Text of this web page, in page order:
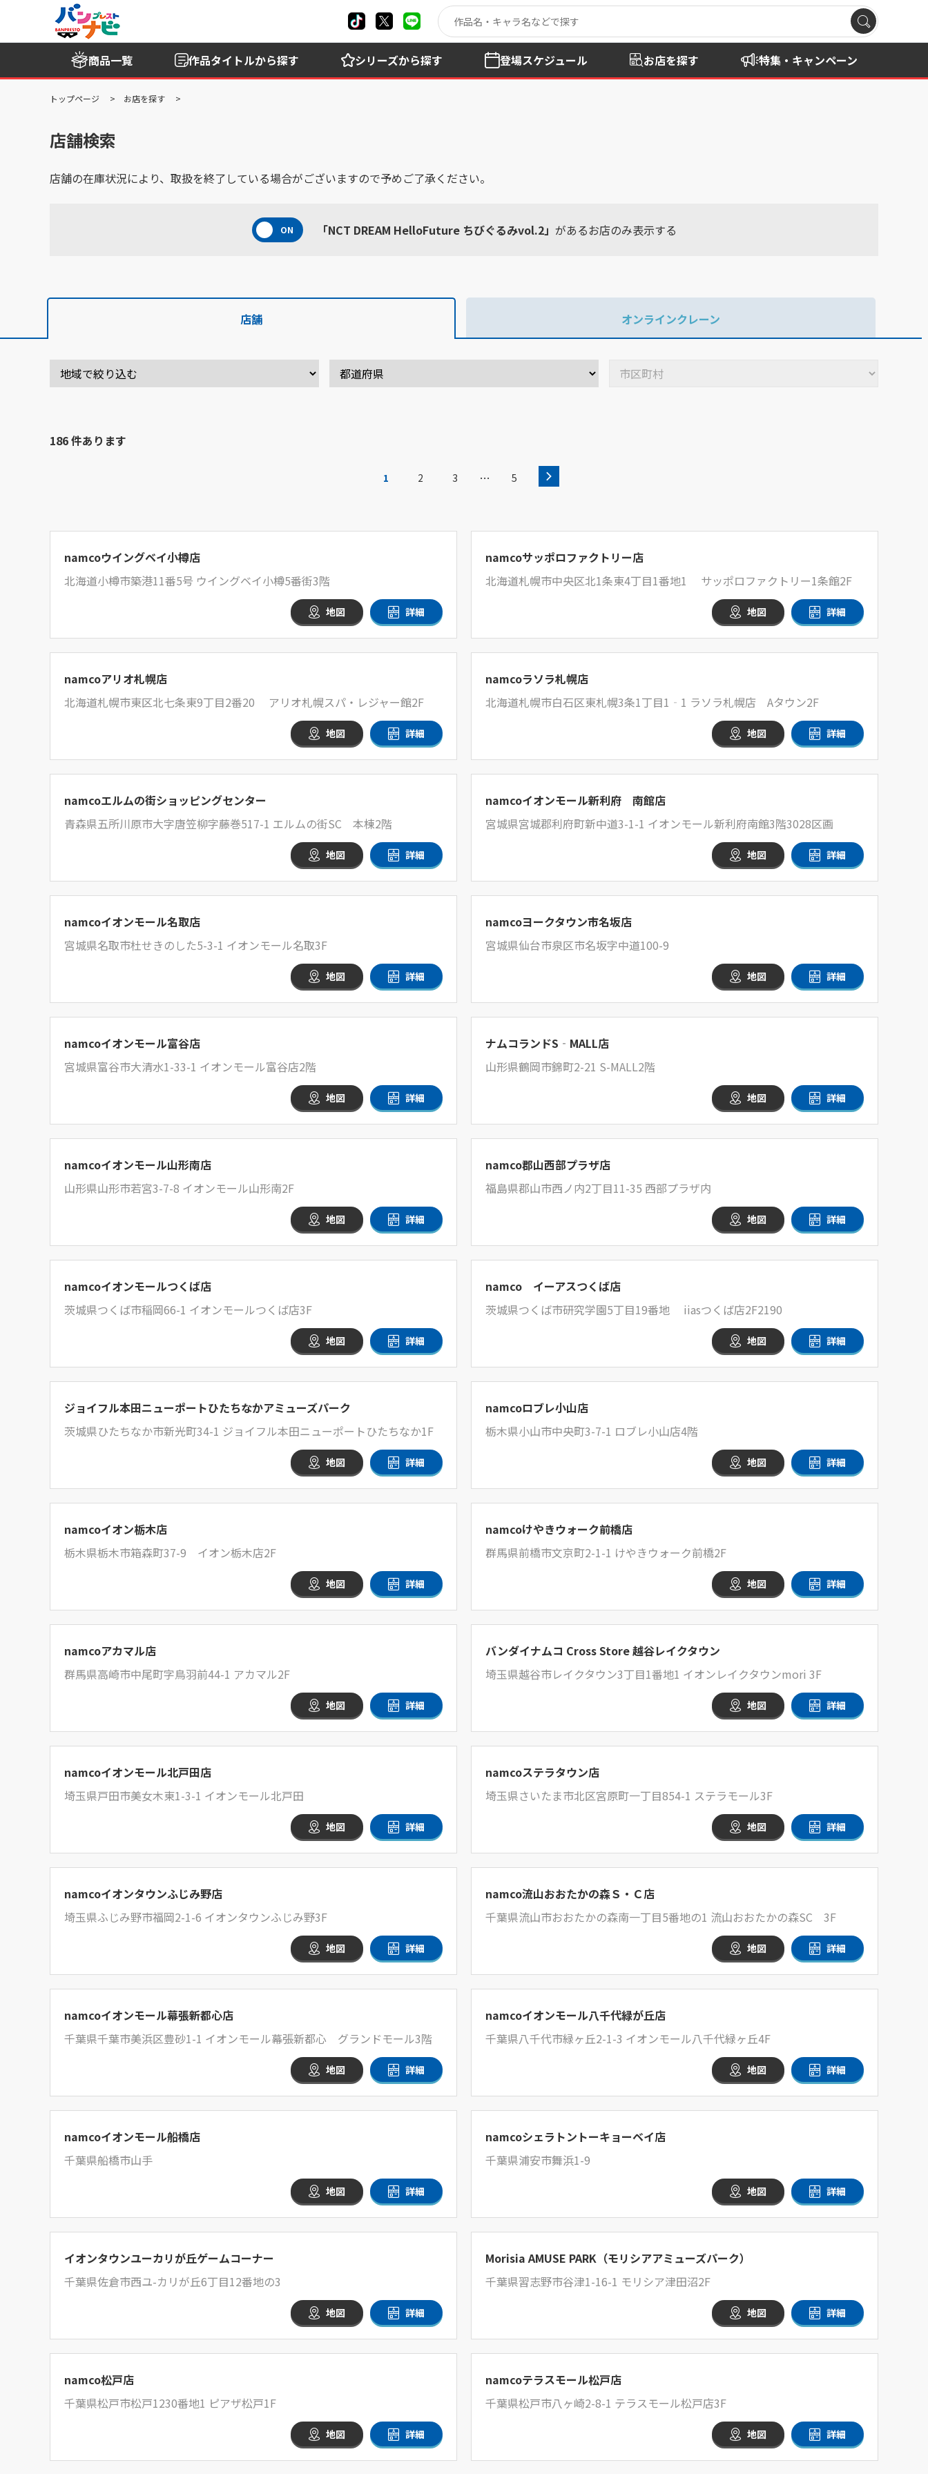
商品一覧 作品タイトルから探す シリーズから探す 登場スケジュール お店を探す 特集・キャンペーン
トップページ お店を探す
店舗検索
店舗の在庫状況により、取扱を終了している場合がございますので予めご了承ください。
「NCT DREAM HelloFuture ちびぐるみvol.2」 があるお店のみ表示する
店舗 オンラインクレーン
186 件あります
1 2 3 … 5
namcoウイングベイ小樽店
北海道小樽市築港11番5号 ウイングベイ小樽5番街3階
地図 詳細
namcoサッポロファクトリー店
北海道札幌市中央区北1条東4丁目1番地1 サッポロファクトリー1条館2F
地図 詳細
namcoアリオ札幌店
北海道札幌市東区北七条東9丁目2番20 アリオ札幌スパ・レジャー館2F
地図 詳細
namcoラソラ札幌店
北海道札幌市白石区東札幌3条1丁目1‐1 ラソラ札幌店 Aタウン2F
地図 詳細
namcoエルムの街ショッピングセンター
青森県五所川原市大字唐笠柳字藤巻517-1 エルムの街SC 本棟2階
地図 詳細
namcoイオンモール新利府 南館店
宮城県宮城郡利府町新中道3-1-1 イオンモール新利府南館3階3028区画
地図 詳細
namcoイオンモール名取店
宮城県名取市杜せきのした5-3-1 イオンモール名取3F
地図 詳細
namcoヨークタウン市名坂店
宮城県仙台市泉区市名坂字中道100-9
地図 詳細
namcoイオンモール富谷店
宮城県富谷市大清水1-33-1 イオンモール富谷店2階
地図 詳細
ナムコランドS‐MALL店
山形県鶴岡市錦町2-21 S-MALL2階
地図 詳細
namcoイオンモール山形南店
山形県山形市若宮3-7-8 イオンモール山形南2F
地図 詳細
namco郡山西部プラザ店
福島県郡山市西ノ内2丁目11-35 西部プラザ内
地図 詳細
namcoイオンモールつくば店
茨城県つくば市稲岡66-1 イオンモールつくば店3F
地図 詳細
namco イーアスつくば店
茨城県つくば市研究学園5丁目19番地 iiasつくば店2F2190
地図 詳細
ジョイフル本田ニューポートひたちなかアミューズパーク
茨城県ひたちなか市新光町34-1 ジョイフル本田ニューポートひたちなか1F
地図 詳細
namcoロブレ小山店
栃木県小山市中央町3-7-1 ロブレ小山店4階
地図 詳細
namcoイオン栃木店
栃木県栃木市箱森町37-9 イオン栃木店2F
地図 詳細
namcoけやきウォーク前橋店
群馬県前橋市文京町2-1-1 けやきウォーク前橋2F
地図 詳細
namcoアカマル店
群馬県高崎市中尾町字鳥羽前44-1 アカマル2F
地図 詳細
バンダイナムコ Cross Store 越谷レイクタウン
埼玉県越谷市レイクタウン3丁目1番地1 イオンレイクタウンmori 3F
地図 詳細
namcoイオンモール北戸田店
埼玉県戸田市美女木東1-3-1 イオンモール北戸田
地図 詳細
namcoステラタウン店
埼玉県さいたま市北区宮原町一丁目854-1 ステラモール3F
地図 詳細
namcoイオンタウンふじみ野店
埼玉県ふじみ野市福岡2-1-6 イオンタウンふじみ野3F
地図 詳細
namco流山おおたかの森Ｓ・Ｃ店
千葉県流山市おおたかの森南一丁目5番地の1 流山おおたかの森SC 3F
地図 詳細
namcoイオンモール幕張新都心店
千葉県千葉市美浜区豊砂1-1 イオンモール幕張新都心 グランドモール3階
地図 詳細
namcoイオンモール八千代緑が丘店
千葉県八千代市緑ヶ丘2-1-3 イオンモール八千代緑ヶ丘4F
地図 詳細
namcoイオンモール船橋店
千葉県船橋市山手
地図 詳細
namcoシェラトントーキョーベイ店
千葉県浦安市舞浜1-9
地図 詳細
イオンタウンユーカリが丘ゲームコーナー
千葉県佐倉市西ユ-カリが丘6丁目12番地の3
地図 詳細
Morisia AMUSE PARK（モリシアアミューズパーク）
千葉県習志野市谷津1-16-1 モリシア津田沼2F
地図 詳細
namco松戸店
千葉県松戸市松戸1230番地1 ピアザ松戸1F
地図 詳細
namcoテラスモール松戸店
千葉県松戸市八ヶ崎2-8-1 テラスモール松戸店3F
地図 詳細